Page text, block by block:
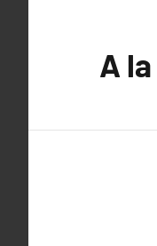
A